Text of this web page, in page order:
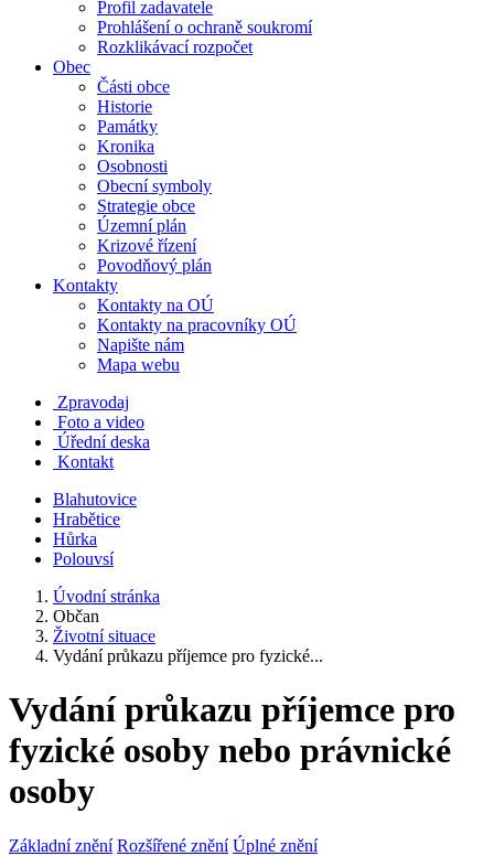
Profil zadavatele
Prohlášení o ochraně soukromí
Rozklikávací rozpočet
Obec
Části obce
Historie
Památky
Kronika
Osobnosti
Obecní symboly
Strategie obce
Územní plán
Krizové řízení
Povodňový plán
Kontakty
Kontakty na OÚ
Kontakty na pracovníky OÚ
Napište nám
Mapa webu
Zpravodaj
Foto a video
Úřední deska
Kontakt
Blahutovice
Hrabětice
Hůrka
Polouvsí
Úvodní stránka
Občan
Životní situace
Vydání průkazu příjemce pro fyzické...
Vydání průkazu příjemce pro
fyzické osoby nebo právnické
osoby
Základní znění Rozšířené znění Úplné znění